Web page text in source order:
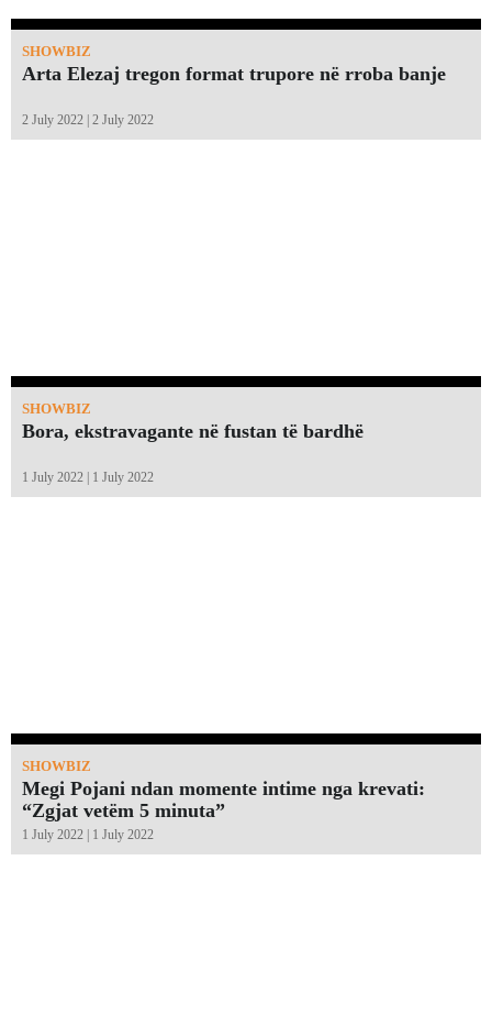
SHOWBIZ
Arta Elezaj tregon format trupore në rroba banje
2 July 2022 | 2 July 2022
SHOWBIZ
Bora, ekstravagante në fustan të bardhë
1 July 2022 | 1 July 2022
SHOWBIZ
Megi Pojani ndan momente intime nga krevati:
“Zgjat vetëm 5 minuta”￼
1 July 2022 | 1 July 2022